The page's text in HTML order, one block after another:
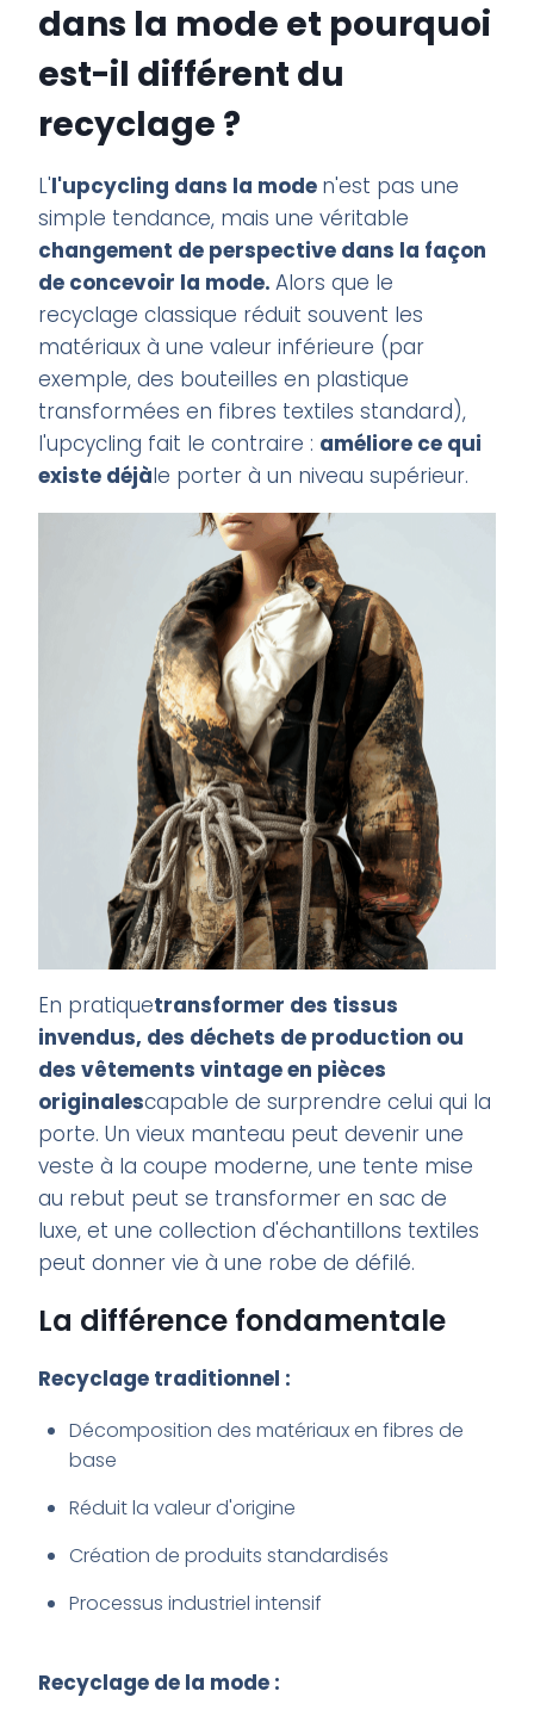
dans la mode et pourquoi
est-il différent du
recyclage ?
L'l'upcycling dans la mode n'est pas une
simple tendance, mais une véritable
changement de perspective dans la façon
de concevoir la mode.Alors que le
recyclage classique réduit souvent les
matériaux à une valeur inférieure (par
exemple, des bouteilles en plastique
transformées en fibres textiles standard),
l'upcycling fait le contraire : améliore ce qui
existe déjàle porter à un niveau supérieur.
En pratiquetransformer des tissus
invendus, des déchets de production ou
des vêtements vintage en pièces
originalescapable de surprendre celui qui la
porte. Un vieux manteau peut devenir une
veste à la coupe moderne, une tente mise
au rebut peut se transformer en sac de
luxe, et une collection d'échantillons textiles
peut donner vie à une robe de défilé.
La différence fondamentale
Recyclage traditionnel :
Décomposition des matériaux en fibres de
base
Réduit la valeur d'origine
Création de produits standardisés
Processus industriel intensif
Recyclage de la mode :